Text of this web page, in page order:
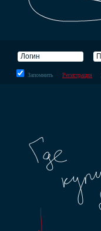
Запомнить Регистрация